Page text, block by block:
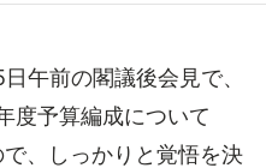
午前の閣議後会見で、
度予算編成について
で、しっかりと覚悟を決